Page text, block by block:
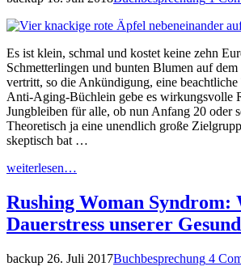
Es ist klein, schmal und kostet keine zehn
Schmetterlingen und bunten Blumen auf
vertritt, so die Ankündigung, eine beachtliche
Anti-Aging-Büchlein gebe es wirkungsvolle
Jungbleiben für alle, ob nun Anfang 20 oder
Theoretisch ja eine unendlich große
skeptisch bat …
weiterlesen…
Rushing Woman Syndrom:
Dauerstress unserer
backup 26. Juli 2017Buchbesprechung 4